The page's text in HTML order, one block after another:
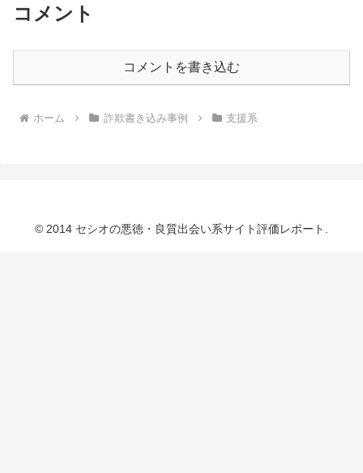
コメント
コメントを書き込む
ホーム 詐欺書き込み事例 支援系
© 2014 セシオの悪徳・良質出会い系サイト評価レポート.